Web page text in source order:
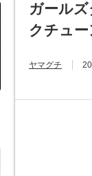
ガール
クチュー
ヤマグチ